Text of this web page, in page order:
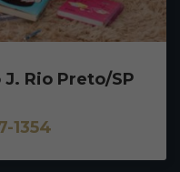
J. Rio Preto/SP
1354